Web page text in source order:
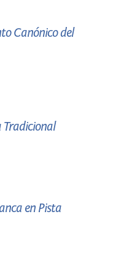
Canónico del
Tradicional
en Pista